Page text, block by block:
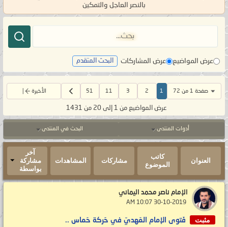
بالنصر العاجل والتمكين
عرض المواضيع عرض المشاركات البحث المتقدم
صفحة 1 من 72 1
2
3
11
51 الأخيرة
عرض المواضيع من 1 إلى 20 من 1431
أدوات المنتدى البحث في المنتدى
العنوان
كاتب
الموضوع
مشاركات المشاهدات
آخر
مشاركة
بواسطة
الإمام ناصر محمد اليماني
مثبت فَتوى الإمام المَهديّ في حَركة حَماس ..